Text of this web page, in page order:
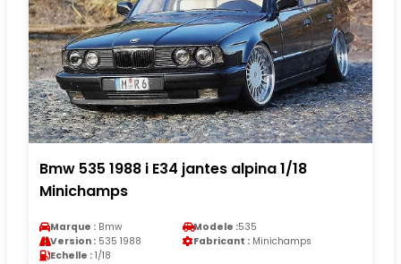
Bmw 535 1988 i E34 jantes alpina 1/18
Minichamps
Marque : Bmw Modele :535
Version : 535 1988 Fabricant : Minichamps
Echelle : 1/18